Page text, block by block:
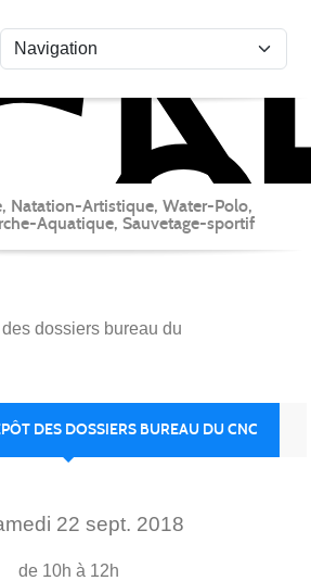
Natation-Artistique, Water-Polo,
Aquatique, Sauvetage-sportif
dossiers bureau du
DES DOSSIERS BUREAU DU CNC
22 sept. 2018
de 10h à 12h
cookies